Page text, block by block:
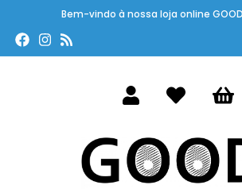
Bem-vindo à nossa loja online GOOD